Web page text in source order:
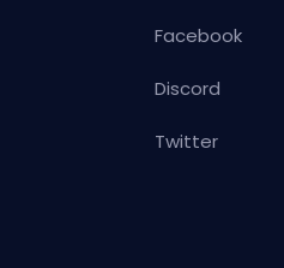
Facebook
Discord
Twitter